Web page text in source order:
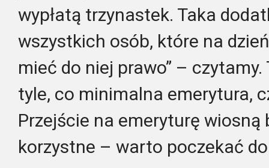
wypłatą trzynastek. Taka
wszystkich osób, które na
mieć do niej prawo” –
tyle, co minimalna emerytura,
Przejście na emeryturę wiosną
korzystne – warto poczekać